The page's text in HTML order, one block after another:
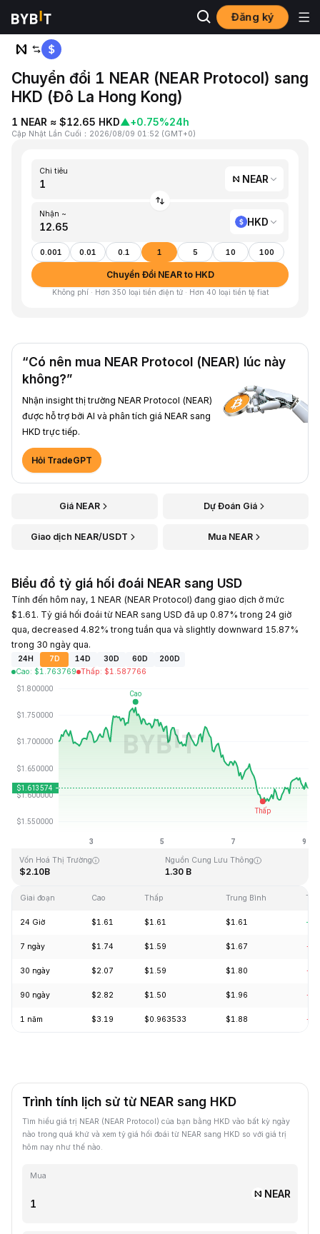
Đăng ký
Trang chủ
Chuyển đổi 1 NEAR (NEAR Protocol) sang
HKD (Đô La Hong Kong)
1 NEAR ≈ $12.65 HKD▲+0.75%24h
Cập Nhật Lần Cuối ： 2026/08/09 01:52 (GMT+0)
Chi tiêu
NEAR
Nhận ~
HKD
0.001 0.01 0.1 1 5 10 100
Chuyển Đổi NEAR to HKD
Không phí · Hơn 350 loại tiền điện tử · Hơn 40 loại tiền tệ fiat
“Có nên mua NEAR Protocol (NEAR) lúc này
không?”
Nhận insight thị trường NEAR Protocol (NEAR)
được hỗ trợ bởi AI và phân tích giá NEAR sang
HKD trực tiếp.
Hỏi TradeGPT
Giá NEAR Dự Đoán Giá
Giao dịch NEAR/USDT Mua NEAR
Biểu đồ tỷ giá hối đoái NEAR sang USD
Tính đến hôm nay, 1 NEAR (NEAR Protocol) đang giao dịch ở mức
$1.61. Tỷ giá hối đoái từ NEAR sang USD đã up 0.87% trong 24 giờ
qua, decreased 4.82% trong tuần qua và slightly downward 15.87%
trong 30 ngày qua.
24H 7D 14D 30D 60D
200D
Cao: $1.763769 Thấp: $1.587766
Mức cao nhất mọi thời đại
Vốn Hoá Thị Trường
$2.10B
Nguồn Cung Lưu Thông
1.30 B
Giai đoạn Cao Thấp Trung Bình
24 Giờ $1.61 $1.61 $1.61
7 ngày $1.74 $1.59 $1.67 -
30 ngày $2.07 $1.59 $1.80 -
90 ngày $2.82 $1.50 $1.96 -
1 năm $3.19 $0.963533 $1.88 -
Trình tính lịch sử từ NEAR sang HKD
Tìm hiểu giá trị NEAR (NEAR Protocol) của bạn bằng HKD vào bất kỳ ngày
nào trong quá khứ và xem tỷ giá hối đoái từ NEAR sang HKD so với giá trị
hôm nay như thế nào.
Mua
NEAR